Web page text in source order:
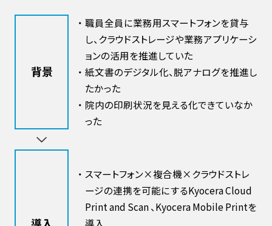
背景
・ 職員全員に業務用スマートフォンを貸与
し、クラウドストレージや業務アプリケーシ
ョンの活用を推進していた
・ 紙文書のデジタル化、脱アナログを推進し
たかった
・ 院内の印刷状況を見える化できていなか
った
導入
・ スマートフォン×複合機×クラウドストレ
ージの連携を可能にするKyocera Cloud
Print and Scan 、Kyocera Mobile Printを
導入